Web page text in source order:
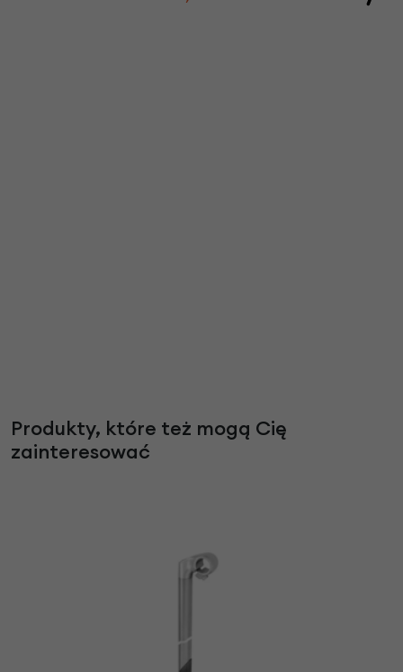
Produkty, które też mogą Cię
zainteresować